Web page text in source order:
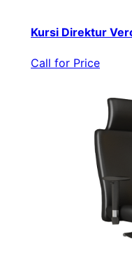
Kursi Direktur
Call for Price